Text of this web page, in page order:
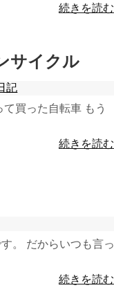
続きを読む
サイクル
記
買った自転車 もう
続きを読む
。 だからいつも言っ
続きを読む